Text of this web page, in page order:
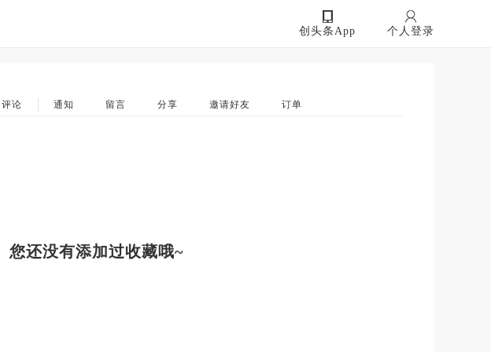
创头条App 个人登录
评论 通知 留言 分享 邀请好友 订单
您还没有添加过收藏哦~